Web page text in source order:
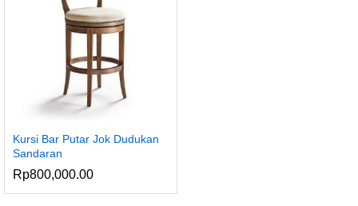
Kursi Bar Putar Jok Dudukan
Sandaran
Rp800,000.00